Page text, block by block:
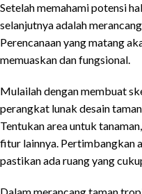
Setelah memahami potensi
selanjutnya adalah
Perencanaan yang matang
memuaskan dan fungsional.
Mulailah dengan membuat
perangkat lunak desain
Tentukan area untuk
fitur lainnya. Pertimbangkan
pastikan ada ruang yang